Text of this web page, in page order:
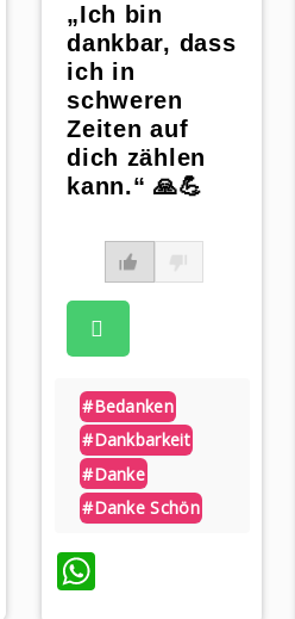
„Ich bin
dankbar, dass
ich in
schweren
Zeiten auf
dich zählen
kann.“ 🙏💪
#bedanken
#dankbarkeit
#danke
#danke Schön
WhatsApp